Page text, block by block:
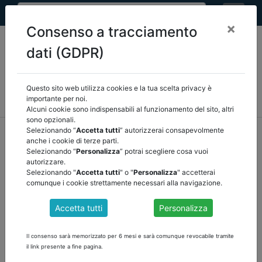
MEF FINANZA LOCALE/OSSERVATORIO
NORMATIVA
CORTE DEI CONTI E GIURISPRUDENZA
home documenti pubblici
finanza locale/osservatorio
/torna indietro
DOCUMENTI PUBBLICI
COMUNICATO DELL'8 GENNAIO 2024
Si comunica che, stante le difficoltà riscontrate da alcuni enti nella
procedura di trasmissione, è stato prorogato al 29 febbraio 2024 il
Consenso a tracciamento
dati (GDPR)
×
Questo sito web utilizza cookies e la tua scelta privacy è
importante per noi.
Alcuni cookie sono indispensabili al funzionamento del sito, altri
sono opzionali.
Selezionando “Accetta tutti” autorizzerai consapevolmente
anche i cookie di terze parti.
Selezionando “Personalizza” potrai scegliere cosa vuoi
autorizzare.
Selezionando "Accetta tutti" o "Personalizza" accetterai
comunque i cookie strettamente necessari alla navigazione.
Accetta tutti Personalizza
Il consenso sarà memorizzato per 6 mesi e sarà comunque revocabile tramite
il link presente a fine pagina.